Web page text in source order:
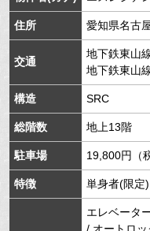
住所 愛知県名古
交通
地下鉄東山
地下鉄東山
構造 SRC
総階数 地上13階
駐車場 19,800円（
特徴 単身者(限定
エレベータ